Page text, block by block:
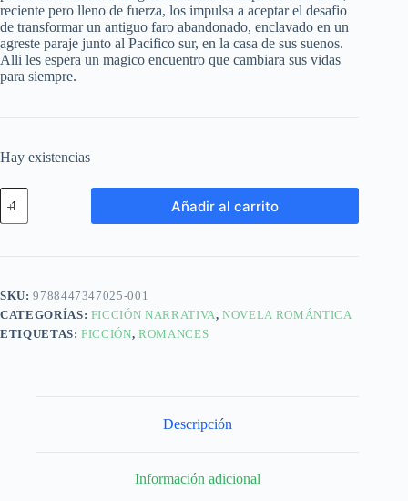
reciente pero lleno de fuerza, los impulsa a aceptar el desafio
de transformar un antiguo faro abandonado, enclavado en un
agreste paraje junto al Pacifico sur, en la casa de sus suenos.
Alli les espera un magico encuentro que cambiara sus vidas
para siempre.
Hay existencias
Añadir al carrito
SKU:9788447347025-001
CATEGORÍAS: FICCIÓN NARRATIVA,NOVELA ROMÁNTICA
ETIQUETAS:FICCIÓN,ROMANCES
Descripción
Información adicional